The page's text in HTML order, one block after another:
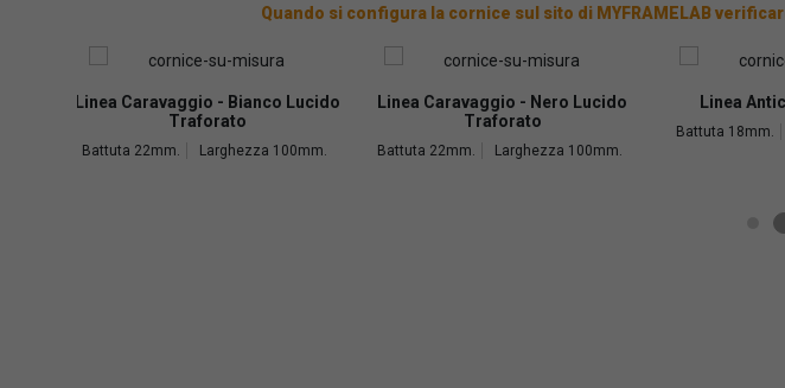
Quando si configura la cornice sul sito di MYFRAMELAB